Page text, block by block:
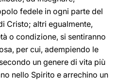
fedele in ogni parte del
Cristo; altri egualmente,
o condizione, si sentiranno
per cui, adempiendo le
un genere di vita più
nello Spirito e arrechino un